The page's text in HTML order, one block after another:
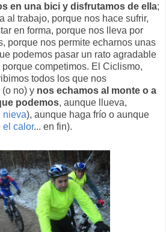
en una bici y disfrutamos de ella;
al trabajo, porque nos hace sufrir,
en forma, porque nos lleva por
porque nos permite echarnos unas
podemos pasar un rato agradable
competimos. El Ciclismo,
todos los que nos
no) y nos echamos al monte o a
podemos, aunque llueva,
nieva), aunque haga frío o aunque
el calor... en fin).